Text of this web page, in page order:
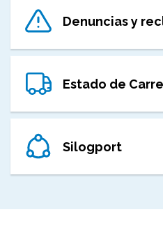
Denuncias y
Estado de
Silogport